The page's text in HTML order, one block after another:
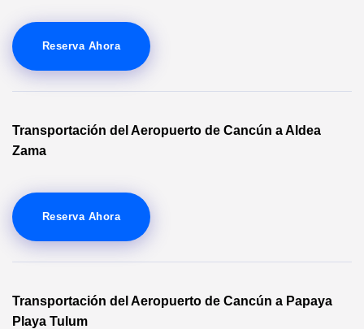
Reserva Ahora
Transportación del Aeropuerto de Cancún a Aldea
Zama
Reserva Ahora
Transportación del Aeropuerto de Cancún a Papaya
Playa Tulum